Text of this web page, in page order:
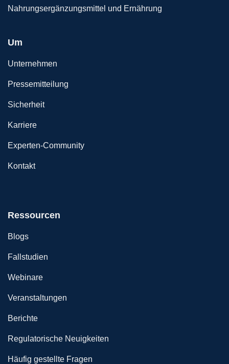
Nahrungsergänzungsmittel und Ernährung
Um
Unternehmen
Pressemitteilung
Sicherheit
Karriere
Experten-Community
Kontakt
Ressourcen
Blogs
Fallstudien
Webinare
Veranstaltungen
Berichte
Regulatorische Neuigkeiten
Häufig gestellte Fragen